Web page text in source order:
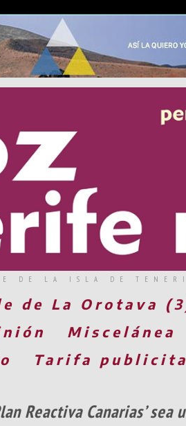
DE LA ISLA DE
de La Orotava
Miscelánea
Tarifa
Reactiva Canarias’